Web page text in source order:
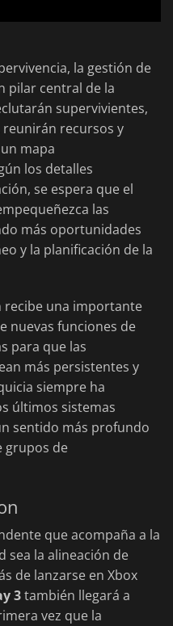
la gestión de
pilar central de la
supervivientes,
recursos y
mapa
los detalles
se espera que el
las
más oportunidades
y la planificación de la
recibe una importante
nuevas funciones de
para que las
más persistentes y
siempre ha
últimos sistemas
sentido más profundo
grupos de
que acompaña a la
sea la alineación de
de lanzarse en Xbox
3también llegará a
vez que la